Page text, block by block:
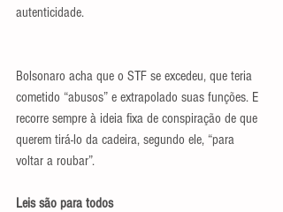
autenticidade.
Bolsonaro acha que o STF se excedeu, que teria
cometido “abusos” e extrapolado suas funções. E
recorre sempre à ideia fixa de conspiração de que
querem tirá-lo da cadeira, segundo ele, “para
voltar a roubar”.
Leis são para todos